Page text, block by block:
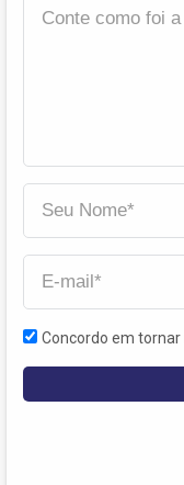
Concordo em